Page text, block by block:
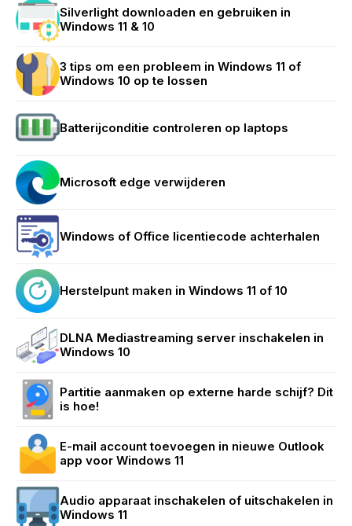
Silverlight downloaden en gebruiken in
Windows 11 & 10
3 tips om een probleem in Windows 11 of
Windows 10 op te lossen
Batterijconditie controleren op laptops
Microsoft edge verwijderen
Windows of Office licentiecode achterhalen
Herstelpunt maken in Windows 11 of 10
DLNA Mediastreaming server inschakelen in
Windows 10
Partitie aanmaken op externe harde schijf? Dit
is hoe!
E-mail account toevoegen in nieuwe Outlook
app voor Windows 11
Audio apparaat inschakelen of uitschakelen in
Windows 11